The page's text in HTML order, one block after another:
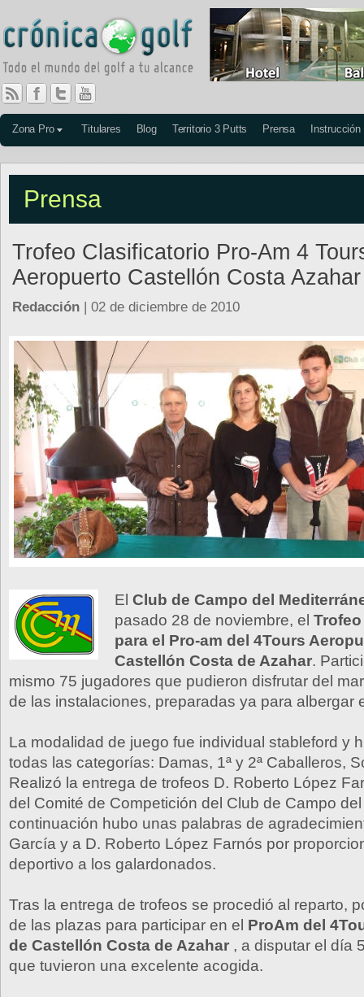
Zona Pro Titulares Blog Territorio 3 Putts Prensa Instrucción
Prensa
Trofeo Clasificatorio Pro-Am 4
Aeropuerto Castellón Costa Azahar
Redacción | 02 de diciembre de 2010
El Club de Campo del
pasado 28 de noviembre, el
para el Pro-am del 4Tours
Castellón Costa de Azahar.
mismo 75 jugadores que pudieron disfrutar del
de las instalaciones, preparadas ya para albergar
La modalidad de juego fue individual stableford y
todas las categorías: Damas, 1ª y 2ª Caballeros,
Realizó la entrega de trofeos D. Roberto López
del Comité de Competición del Club de Campo
continuación hubo unas palabras de
García y a D. Roberto López Farnós por
deportivo a los galardonados.
Tras la entrega de trofeos se procedió al reparto,
de las plazas para participar en el ProAm del
de Castellón Costa de Azahar , a disputar el día
que tuvieron una excelente acogida.